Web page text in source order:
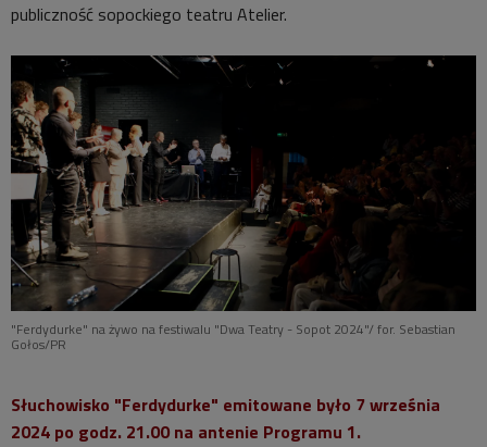
publiczność sopockiego teatru Atelier.
"Ferdydurke" na żywo na festiwalu "Dwa Teatry - Sopot 2024"/ for. Sebastian
Gołos/PR
Słuchowisko "Ferdydurke" emitowane było 7 września
2024 po godz. 21.00 na antenie Programu 1.